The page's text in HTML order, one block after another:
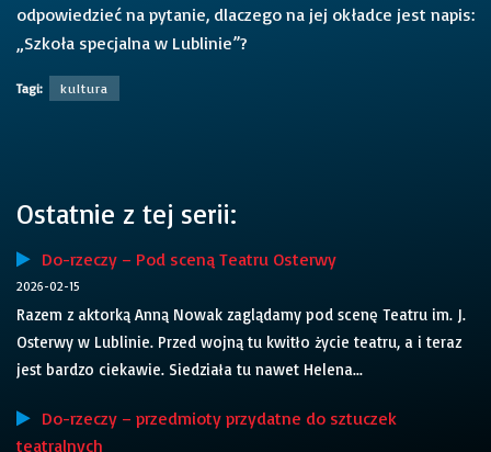
odpowiedzieć na pytanie, dlaczego na jej okładce jest napis:
„Szkoła specjalna w Lublinie”?
Tagi: kultura
Ostatnie z tej serii:
Do-rzeczy – Pod sceną Teatru Osterwy
2026-02-15
Razem z aktorką Anną Nowak zaglądamy pod scenę Teatru im. J.
Osterwy w Lublinie. Przed wojną tu kwitło życie teatru, a i teraz
jest bardzo ciekawie. Siedziała tu nawet Helena...
Do-rzeczy – przedmioty przydatne do sztuczek
teatralnych